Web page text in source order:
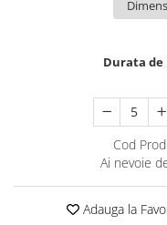
Globuri personalizate
Decoratiuni Craciun
Pachete cadou Craciun
Paste
Decoratiuni Paste
Durata
Cod
Ai nevoie
Adauga la